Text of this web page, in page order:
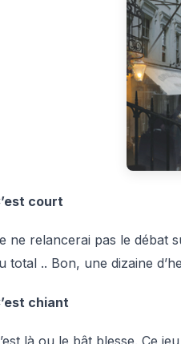
court
ne relancerai pas le débat
total .. Bon, une dizaine
chiant
là ou le bât blesse. Ce